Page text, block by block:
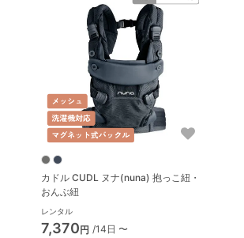
カドル CUDL ヌナ(nuna) 抱っこ紐・
おんぶ紐
レンタル
7,370円 /14日 〜